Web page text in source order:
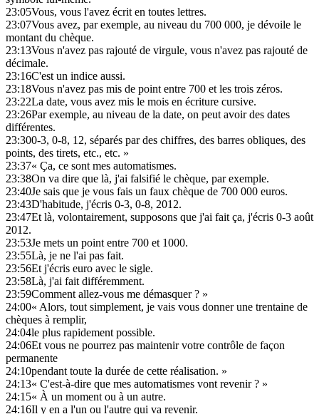
23:05Vous, vous l'avez écrit en toutes lettres.
23:07Vous avez, par exemple, au niveau du 700 000, je dévoile le
montant du chèque.
23:13Vous n'avez pas rajouté de virgule, vous n'avez pas rajouté de
décimale.
23:16C'est un indice aussi.
23:18Vous n'avez pas mis de point entre 700 et les trois zéros.
23:22La date, vous avez mis le mois en écriture cursive.
23:26Par exemple, au niveau de la date, on peut avoir des dates
différentes.
23:300-3, 0-8, 12, séparés par des chiffres, des barres obliques, des
points, des tirets, etc., etc. »
23:37« Ça, ce sont mes automatismes.
23:38On va dire que là, j'ai falsifié le chèque, par exemple.
23:40Je sais que je vous fais un faux chèque de 700 000 euros.
23:43D'habitude, j'écris 0-3, 0-8, 2012.
23:47Et là, volontairement, supposons que j'ai fait ça, j'écris 0-3 août
2012.
23:53Je mets un point entre 700 et 1000.
23:55Là, je ne l'ai pas fait.
23:56Et j'écris euro avec le sigle.
23:58Là, j'ai fait différemment.
23:59Comment allez-vous me démasquer ? »
24:00« Alors, tout simplement, je vais vous donner une trentaine de
chèques à remplir,
24:04le plus rapidement possible.
24:06Et vous ne pourrez pas maintenir votre contrôle de façon
permanente
24:10pendant toute la durée de cette réalisation. »
24:13« C'est-à-dire que mes automatismes vont revenir ? »
24:15« À un moment ou à un autre.
24:16Il y en a l'un ou l'autre qui va revenir.